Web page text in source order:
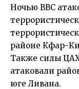
Ночью ВВС
районе Кфар-
Также силы
атаковали
юге Ливана.